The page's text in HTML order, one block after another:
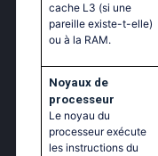
cache L3 (si une
pareille existe-t-elle)
ou à la RAM.
Noyaux de
processeur
Le noyau du
processeur exécute
les instructions du